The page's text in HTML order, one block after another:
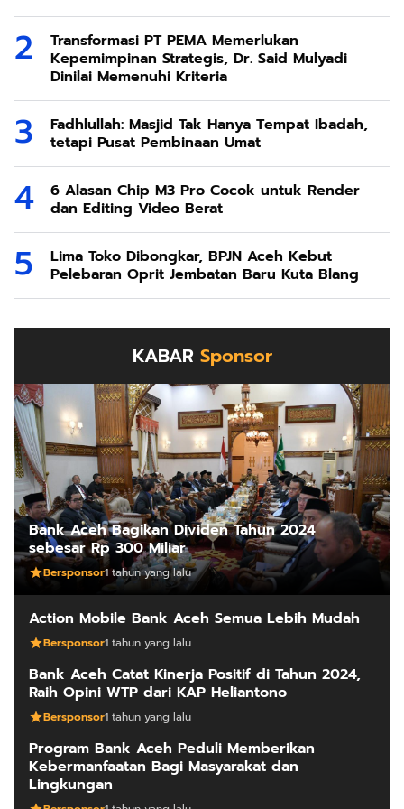
Transformasi PT PEMA Memerlukan
Kepemimpinan Strategis, Dr. Said Mulyadi
Dinilai Memenuhi Kriteria
Fadhlullah: Masjid Tak Hanya Tempat Ibadah,
tetapi Pusat Pembinaan Umat
6 Alasan Chip M3 Pro Cocok untuk Render
dan Editing Video Berat
Lima Toko Dibongkar, BPJN Aceh Kebut
Pelebaran Oprit Jembatan Baru Kuta Blang
KABAR Sponsor
Bank Aceh Bagikan Dividen Tahun 2024
sebesar Rp 300 Miliar
Bersponsor1 tahun yang lalu
Action Mobile Bank Aceh Semua Lebih Mudah
Bersponsor1 tahun yang lalu
Bank Aceh Catat Kinerja Positif di Tahun 2024,
Raih Opini WTP dari KAP Heliantono
Bersponsor1 tahun yang lalu
Program Bank Aceh Peduli Memberikan
Kebermanfaatan Bagi Masyarakat dan
Lingkungan